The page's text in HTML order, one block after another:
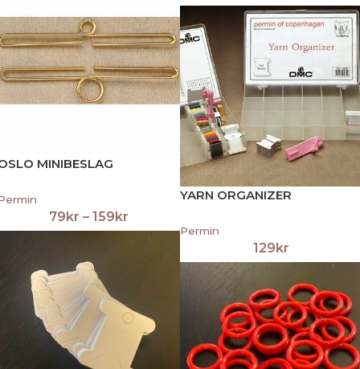
MINIBESLAG
79 kr – 159 kr
YARN ORGANIZER
Permin
129kr